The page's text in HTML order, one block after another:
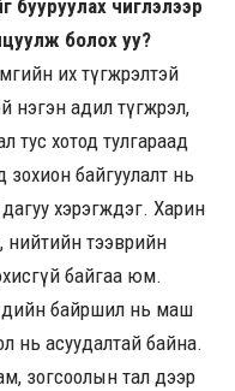
бууруулах чиглэлээр
болох уу?
их түгжрэлтэй
нэгэн адил түгжрэл,
тус хотод тулгараад
байгуулалт нь
дагуу хэрэгждэг. Харин
нийтийн тээврийн
байгаа юм.
байршил нь маш
нь асуудалтай байна.
зогсоолын тал дээр